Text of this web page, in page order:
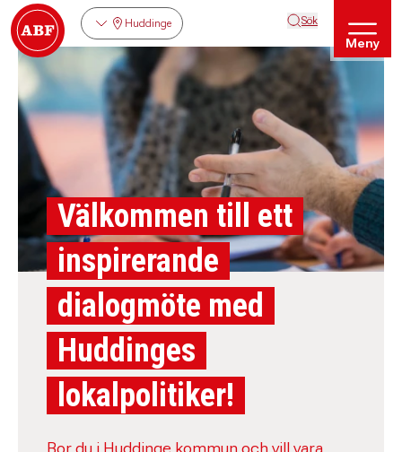
Huddinge Sök
Meny
Välkommen till ett
inspirerande
dialogmöte med
Huddinges
lokalpolitiker!
Bor du i Huddinge kommun och vill vara